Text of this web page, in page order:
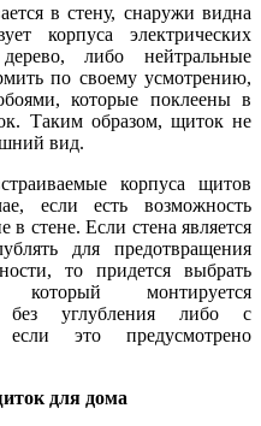
в стену, снаружи видна
корпуса электрических
либо нейтральные
по своему усмотрению,
которые поклеены в
Таким образом, щиток не
вид.
корпуса щитов
если есть возможность
в стене. Если стена является
для предотвращения
то придется выбрать
который монтируется
без углубления либо с
это предусмотрено
для дома